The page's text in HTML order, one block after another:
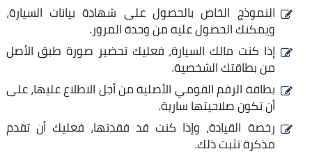
النموذج الخاص بالحصول على شهادة بيانات السيارة،
ويمكنك الحصول عليه من وحدة المرور.
إذا كنت مالك السيارة، فعليك تحضير صورة طبق الأصل
من بطاقتك الشخصية.
بطاقة الرقم القومي الأصلية من أجل الاطلاع عليها، على
أن تكون صلاحيتها سارية.
رخصة القيادة، وإذا كنت قد فقدتها، فعليك أن تقدم
مذكرة تثبت ذلك.